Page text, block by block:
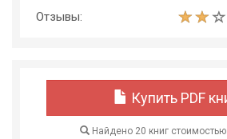
Отзывы:
Купить PDF
Найдено 20 книг стоимостью